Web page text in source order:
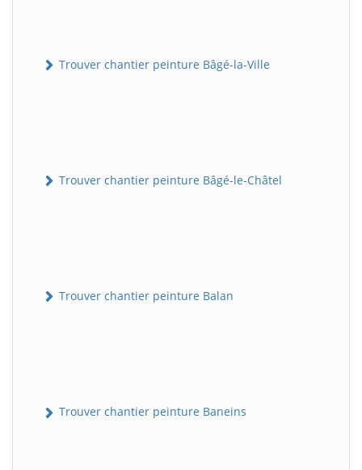
Trouver chantier peinture Bâgé-la-Ville
Trouver chantier peinture Bâgé-le-Châtel
Trouver chantier peinture Balan
Trouver chantier peinture Baneins